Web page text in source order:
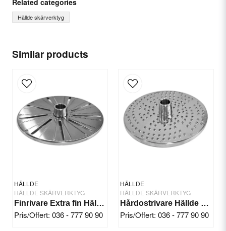
Similar products
HÄLLDE
HÄLLDE SKÄRVERKTYG
Finrivare Extra fin Hällde RG-300i/350/400
Pris/Offert: 036 - 777 90 90
HÄLLDE
HÄLLDE SKÄRVERKTYG
Hårdostrivare Hällde RG-7/200/250
Pris/Offert: 036 - 777 90 90
Name
email
Email
Yes, you can publish my question.
Related categories
Hällde skärverktyg